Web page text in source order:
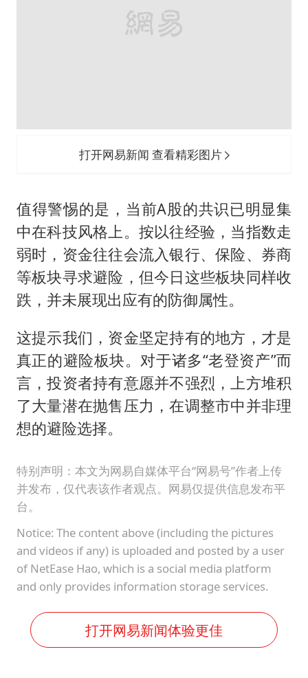
打开网易新闻 查看精彩图片
值得警惕的是，当前A股的共识已明显集
中在科技风格上。按以往经验，当指数走
弱时，资金往往会流入银行、保险、券商
等板块寻求避险，但今日这些板块同样收
跌，并未展现出应有的防御属性。
这提示我们，资金坚定持有的地方，才是
真正的避险板块。对于诸多“老登资产”而
言，投资者持有意愿并不强烈，上方堆积
了大量潜在抛售压力，在调整市中并非理
想的避险选择。
特别声明：本文为网易自媒体平台“网易号”作者上传
并发布，仅代表该作者观点。网易仅提供信息发布平
台。
Notice: The content above (including the pictures
and videos if any) is uploaded and posted by a user
of NetEase Hao, which is a social media platform
and only provides information storage services.
打开网易新闻体验更佳